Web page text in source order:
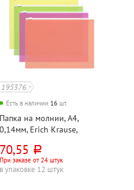
195376
Есть в наличии 16 шт.
Папка на молнии, А4,
0,14мм, Erich Krause,
Neon)", пластик,
прозрачная+ассорти,
апельсиновая корка
70,55 руб.
При заказе от 24 штук
в упаковке 12 штук